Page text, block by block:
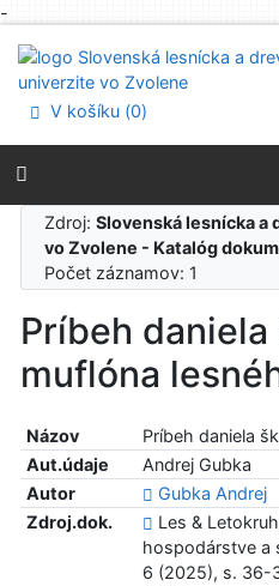
-
Prejsť na menu
Prehlásenie o webovej
V košíku (0)
Zdroj:Slovenská lesnícka a
vo Zvolene - Katalóg
Počet záznamov: 1
Príbeh
muflóna
Názov
Príbeh daniela
Aut.údaje
Andrej Gubka
Autor
Gubka Andrej
Zdroj.dok.
Les &
hospodárstve a
6 (2025), s. 36-